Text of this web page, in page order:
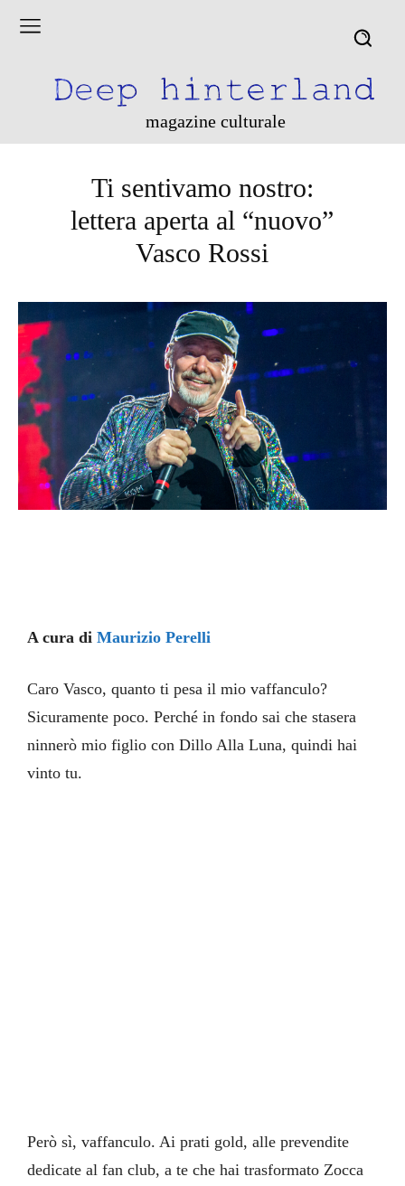
magazine culturale
Ti sentivamo nostro:
lettera aperta al “nuovo”
Vasco Rossi
A cura diMaurizio Perelli
Caro Vasco, quanto ti pesa il mio vaffanculo?
Sicuramente poco. Perché in fondo sai che stasera
ninnerò mio figlio con Dillo Alla Luna, quindi hai
vinto tu.
Però sì, vaffanculo. Ai prati gold, alle prevendite
dedicate al fan club, a te che hai trasformato Zocca